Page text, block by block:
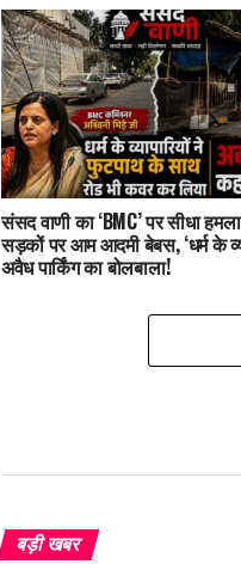
संसद वाणी का ‘BMC’ पर सीधा
सड़कों पर आम आदमी बेबस, ‘धर्म के
अवैध पार्किंग का बोलबाला!
बड़ी खबर